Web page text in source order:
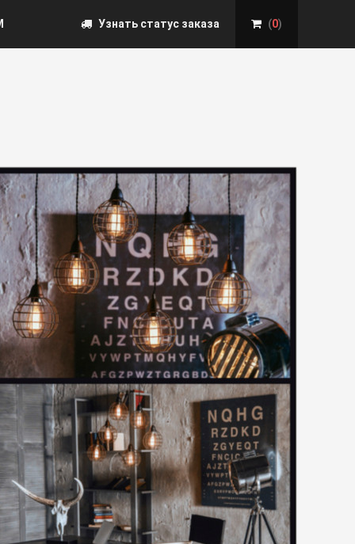
Узнать статус заказа (0)